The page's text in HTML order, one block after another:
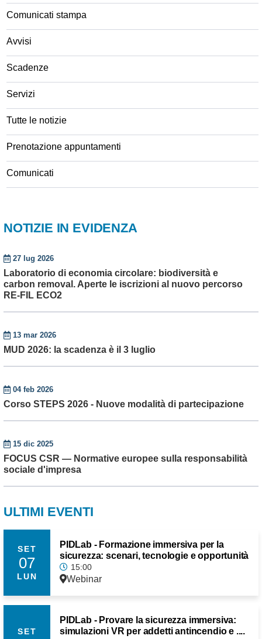
Comunicati stampa
Avvisi
Scadenze
Servizi
Tutte le notizie
Prenotazione appuntamenti
Comunicati
NOTIZIE IN EVIDENZA
27 lug 2026
Laboratorio di economia circolare: biodiversità e
carbon removal. Aperte le iscrizioni al nuovo percorso
RE-FIL ECO2
13 mar 2026
MUD 2026: la scadenza è il 3 luglio
04 feb 2026
Corso STEPS 2026 - Nuove modalità di partecipazione
15 dic 2025
FOCUS CSR — Normative europee sulla responsabilità
sociale d'impresa
ULTIMI EVENTI
SET
07
LUN
PIDLab - Formazione immersiva per la
sicurezza: scenari, tecnologie e opportunità
15:00
Webinar
SET
PIDLab - Provare la sicurezza immersiva:
simulazioni VR per addetti antincendio e ....